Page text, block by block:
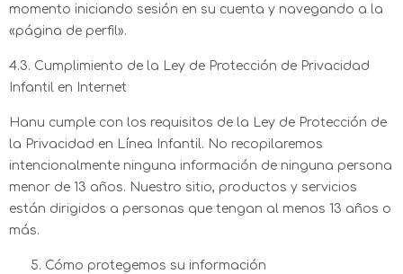
momento iniciando sesión en su cuenta y navegando a la
«página de perfil».
4.3. Cumplimiento de la Ley de Protección de Privacidad
Infantil en Internet
Hanu cumple con los requisitos de la Ley de Protección de
la Privacidad en Línea Infantil. No recopilaremos
intencionalmente ninguna información de ninguna persona
menor de 13 años. Nuestro sitio, productos y servicios
están dirigidos a personas que tengan al menos 13 años o
más.
Cómo protegemos su información